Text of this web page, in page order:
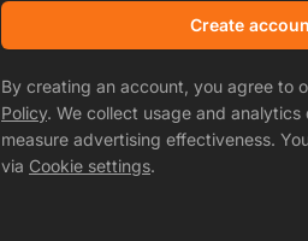
Create
By creating an account, you agree to
Policy. We collect usage and
measure advertising effectiveness.
via Cookie settings.